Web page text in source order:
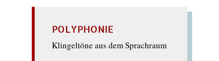
POLYPHONIE
Klingeltöne aus dem Sprachraum